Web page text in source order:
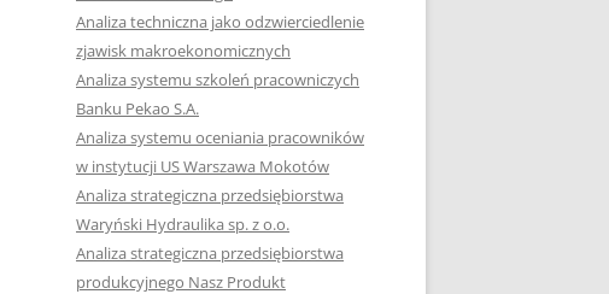
NAPISAĆ PRACĘ DYPLOMOWĄ
JAK PRZYGOTOWAĆ SIĘ DO
USTNEGO EGZAMINU
DYPLOMOWEGO?
HIPOTEZY W PRACACH
DYPLOMOWYCH
JAK PRZYGOTOWAĆ SIĘ DO
OBRONY PRACY DYPLOMOWEJ
Analiza techniczna jako odzwierciedlenie
zjawisk makroekonomicznych
Analiza systemu szkoleń pracowniczych
Banku Pekao S.A.
Analiza systemu oceniania pracowników
w instytucji US Warszawa Mokotów
Analiza strategiczna przedsiębiorstwa
Waryński Hydraulika sp. z o.o.
Analiza strategiczna przedsiębiorstwa
produkcyjnego Nasz Produkt